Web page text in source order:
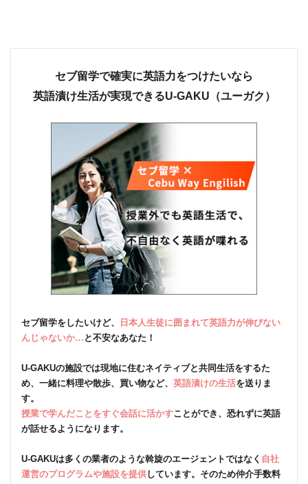
セブ留学で確実に英語力をつけたいなら
英語漬け生活が実現できるU-GAKU（ユーガク）
セブ留学をしたいけど、
日本人生徒に囲まれて英語力が伸びない
んじゃないか… と不安なあなた！
U-GAKUの施設では現地に住むネイティブと共同生活をするた
め、一緒に料理や散歩、買い物など、 英語漬けの生活を送りま
す。
授業で学んだことをすぐ会話に活かすことができ、恐れずに英語
が話せるようになります。
U-GAKUは多くの業者のような斡旋のエージェントではなく 自社
運営のプログラムや施設を提供しています。そのため仲介手数料